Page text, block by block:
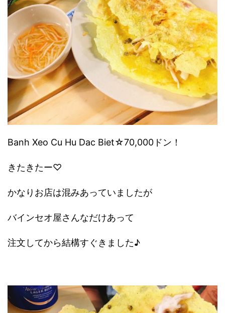
Banh Xeo Cu Hu Dac Biet☆70,000ドン！
きたきたー♡
かなりお店は混みあっていましたが
バインセオ屋さんなだけあって
注文してから結構すぐきました♪